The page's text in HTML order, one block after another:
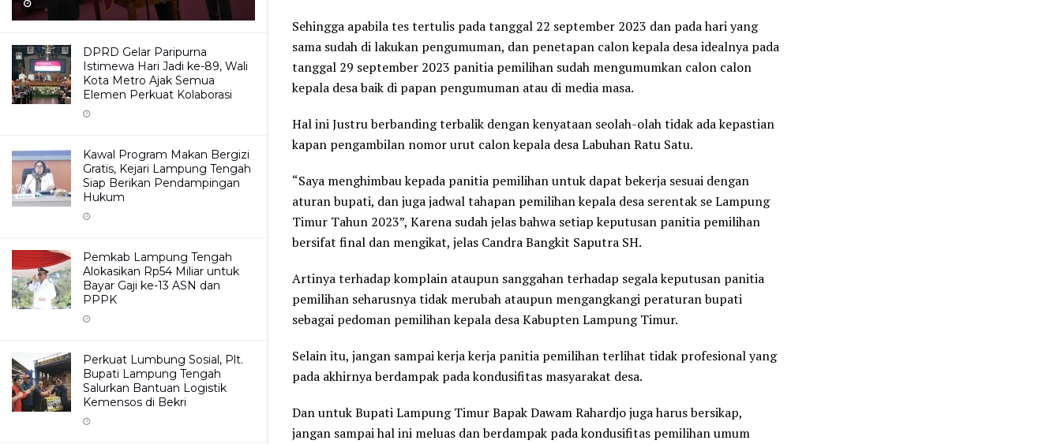
DPRD Gelar Paripurna
Istimewa Hari Jadi ke-89, Wali
Kota Metro Ajak Semua
Elemen Perkuat Kolaborasi
Kawal Program Makan Bergizi
Gratis, Kejari Lampung Tengah
Siap Berikan Pendampingan
Hukum
Pemkab Lampung Tengah
Alokasikan Rp54 Miliar untuk
Bayar Gaji ke-13 ASN dan
PPPK
Perkuat Lumbung Sosial, Plt.
Bupati Lampung Tengah
Salurkan Bantuan Logistik
Kemensos di Bekri
Sehingga apabila tes tertulis pada tanggal 22 september 2023 dan pada hari yang
sama sudah di lakukan pengumuman, dan penetapan calon kepala desa idealnya pada
tanggal 29 september 2023 panitia pemilihan sudah mengumumkan calon calon
kepala desa baik di papan pengumuman atau di media masa.
Hal ini Justru berbanding terbalik dengan kenyataan seolah-olah tidak ada kepastian
kapan pengambilan nomor urut calon kepala desa Labuhan Ratu Satu.
“Saya menghimbau kepada panitia pemilihan untuk dapat bekerja sesuai dengan
aturan bupati, dan juga jadwal tahapan pemilihan kepala desa serentak se Lampung
Timur Tahun 2023”, Karena sudah jelas bahwa setiap keputusan panitia pemilihan
bersifat final dan mengikat, jelas Candra Bangkit Saputra SH.
Artinya terhadap komplain ataupun sanggahan terhadap segala keputusan panitia
pemilihan seharusnya tidak merubah ataupun mengangkangi peraturan bupati
sebagai pedoman pemilihan kepala desa Kabupten Lampung Timur.
Selain itu, jangan sampai kerja kerja panitia pemilihan terlihat tidak profesional yang
pada akhirnya berdampak pada kondusifitas masyarakat desa.
Dan untuk Bupati Lampung Timur Bapak Dawam Rahardjo juga harus bersikap,
jangan sampai hal ini meluas dan berdampak pada kondusifitas pemilihan umum